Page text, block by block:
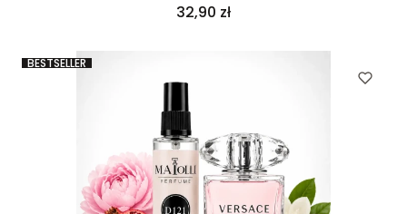
Cena
32,90 zł
BESTSELLER